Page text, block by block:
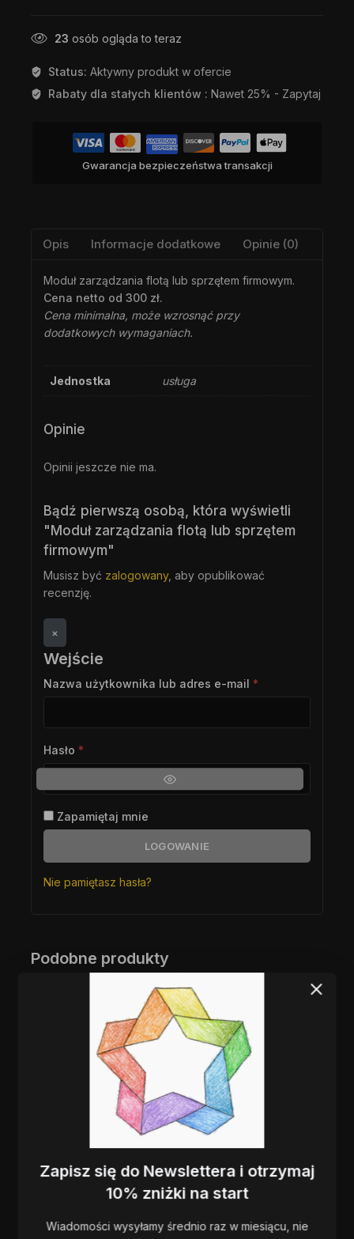
23 osób ogląda to teraz
Status: Aktywny produkt w ofercie
Rabaty dla stałych klientów : Nawet 25% - Zapytaj
Gwarancja bezpieczeństwa transakcji
Opis Informacje dodatkowe Opinie (0)
Moduł zarządzania flotą lub sprzętem firmowym.
Cena netto od 300 zł.
Cena minimalna, może wzrosnąć przy
dodatkowych wymaganiach.
Jednostka usługa
Opinie
Opinii jeszcze nie ma.
Bądź pierwszą osobą, która wyświetli
"Moduł zarządzania flotą lub sprzętem
firmowym"
Musisz być zalogowany, aby opublikować
recenzję.
×
Wejście
Nazwa użytkownika lub adres e-mail *
Hasło *
Zapamiętaj mnie
LOGOWANIE
Nie pamiętasz hasła?
Podobne produkty
zarządzanie
kontaktami i relacjami
z klientami
Moduł raportów i
statystyk sprzedaży
z
900 zł
Zapisz się do Newslettera i otrzymaj
10% zniżki na start
Wiadomości wysyłamy średnio raz w miesiącu, nie